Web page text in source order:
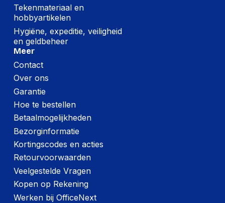
Tekenmateriaal en
hobbyartikelen
Hygiëne, expeditie, veiligheid
en geldbeheer
Meer
Contact
Over ons
Garantie
Hoe te bestellen
Betaalmogelijkheden
Bezorginformatie
Kortingscodes en acties
Retourvoorwaarden
Veelgestelde Vragen
Kopen op Rekening
Werken bij OfficeNext